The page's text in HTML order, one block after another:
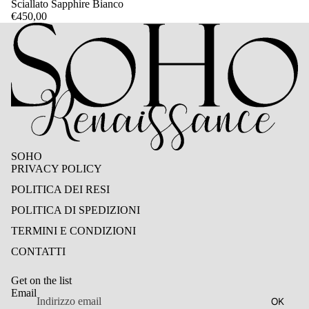
Sciallato Sapphire Bianco
€450,00
SOHO
PRIVACY POLICY
POLITICA DEI RESI
POLITICA DI SPEDIZIONI
TERMINI E CONDIZIONI
CONTATTI
Get on the list
Email
OK
Informativa sui rimborsi
Informativa sulla privacy